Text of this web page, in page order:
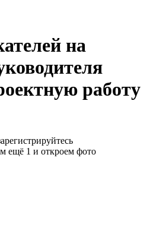
на
работу
ещё 1 и откроем фото